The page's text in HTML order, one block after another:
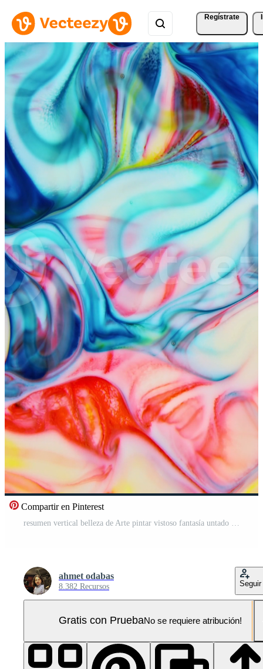
Regístrate
Compartir en Pinterest
ahmet odabas
8.382 Recursos Seguir
Gratis con PruebaNo se requiere atribución!